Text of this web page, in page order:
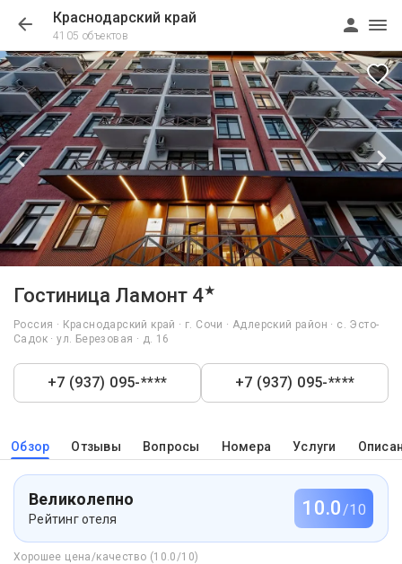
Краснодарский край
4105 объектов
Гостиница Ламонт 4★
Россия · Краснодарский край · г. Сочи · Адлерский район · с. Эсто-
Садок · ул. Березовая · д. 16
+7 (937) 095-**** +7 (937) 095-****
Обзор Отзывы Вопросы Номера Услуги
Великолепно
Рейтинг отеля 10.0/10
Хорошее цена/качество (10.0/10)